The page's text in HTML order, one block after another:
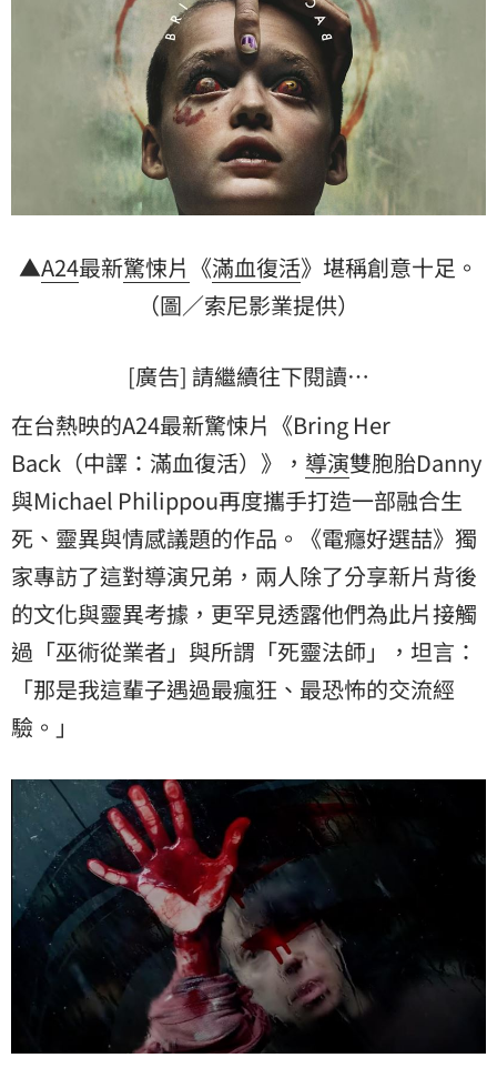
▲A24最新驚悚片 《滿血復活》堪稱創意十足。
（圖／索尼影業提供）
[廣告] 請繼續往下閱讀…
在台熱映的A24最新驚悚片《Bring Her
Back（中譯：滿血復活）》， 導演雙胞胎Danny
與Michael Philippou再度攜手打造一部融合生
死、靈異與情感議題的作品。《電癮好選喆》獨
家專訪了這對導演兄弟，兩人除了分享新片背後
的文化與靈異考據，更罕見透露他們為此片接觸
過「巫術從業者」與所謂「死靈法師」，坦言：
「那是我這輩子遇過最瘋狂、最恐怖的交流經
驗。」